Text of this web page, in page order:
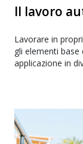
Il lavoro
Lavorare in
gli elementi
applicazione in